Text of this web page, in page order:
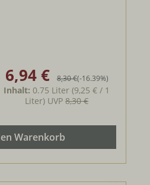
Verkaufspreis:
6,94 € Regulärer Preis:
8,30 €(-16.39%)
Inhalt: 0.75 Liter(9,25 € / 1
Liter) UVP8,30 €
Warenkorb